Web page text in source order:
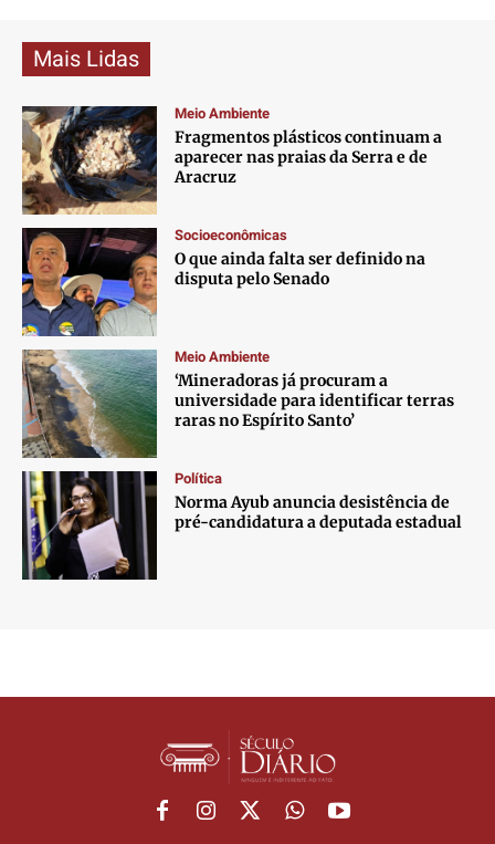
Mais Lidas
Meio Ambiente
Fragmentos plásticos continuam a
aparecer nas praias da Serra e de
Aracruz
Socioeconômicas
O que ainda falta ser definido na
disputa pelo Senado
Meio Ambiente
‘Mineradoras já procuram a
universidade para identificar terras
raras no Espírito Santo’
Política
Norma Ayub anuncia desistência de
pré-candidatura a deputada estadual